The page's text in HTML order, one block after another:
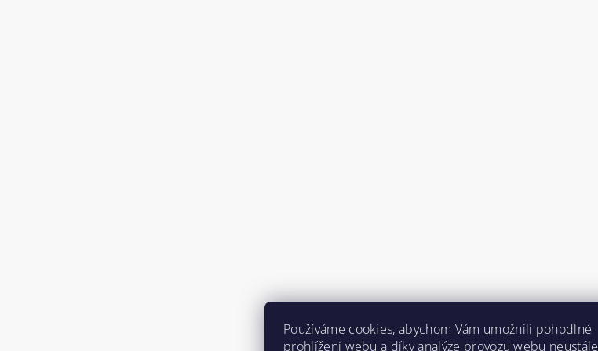
Používáme cookies, abychom Vám umožnili pohodlné
prohlížení webu a díky analýze provozu webu neustále